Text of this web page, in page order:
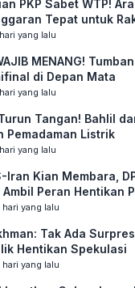
PKP Sabet WTP!
Tepat untuk
yang lalu
MENANG!
di Depan Mata
yang lalu
Tangan! Bahlil
Pemadaman Listrik
yang lalu
Iran Kian Membara,
Peran Hentikan
yang lalu
Tak Ada
Hentikan Spekulasi
yang lalu